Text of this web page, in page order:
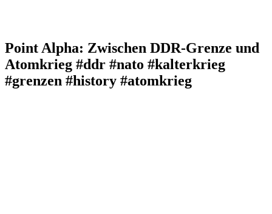
Point Alpha: Zwischen DDR-Grenze und
Atomkrieg #ddr #nato #kalterkrieg
#grenzen #history #atomkrieg